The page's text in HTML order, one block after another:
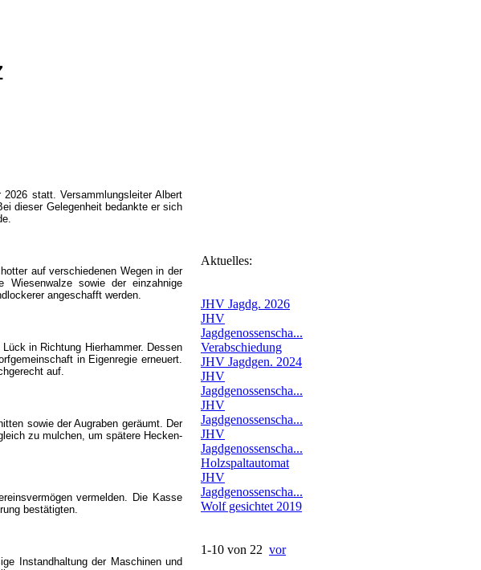
statt. Versammlungsleiter Albert
dieser Gelegenheit bedankte er sich
auf verschiedenen Wegen in der
Wiesenwalze sowie der einzahnige
angeschafft werden.
in Richtung Hierhammer. Dessen
in Eigenregie erneuert.
auf.
sowie der Augraben geräumt.
Der
zu mulchen, um spätere Hecken-
vermelden. Die Kasse
bestätigten.
Instandhaltung der Maschinen und
Aktuelles:
JHV Jagdg. 2026
JHV
Jagdgenossenscha...
Verabschiedung
JHV Jagdgen. 2024
JHV
Jagdgenossenscha...
JHV
Jagdgenossenscha...
JHV
Jagdgenossenscha...
Holzspaltautomat
JHV
Jagdgenossenscha...
Wolf gesichtet 2019
1-10 von 22 vor